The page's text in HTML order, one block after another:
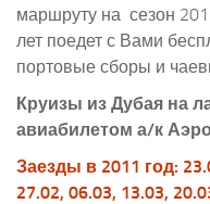
маршруту на сезон
лет поедет с Вами
портовые сборы и
Круизы из Дубая на
авиабилетом а/к
Заезды в 2011 год:
27.02, 06.03, 13.03,